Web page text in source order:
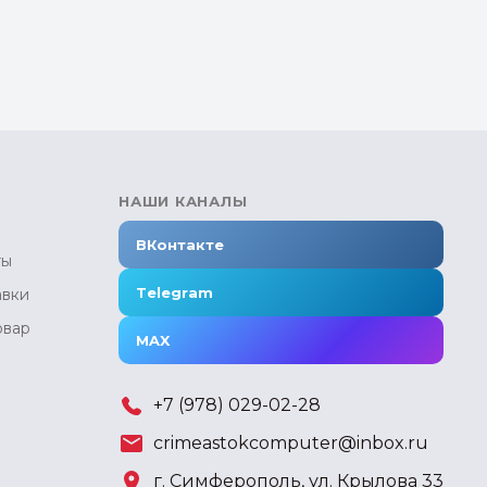
НАШИ КАНАЛЫ
ВКонтакте
Telegram
MAX
+7 (978) 029-02-28
crimeastokcomputer@inbox.ru
г. Симферополь, ул. Крылова 33